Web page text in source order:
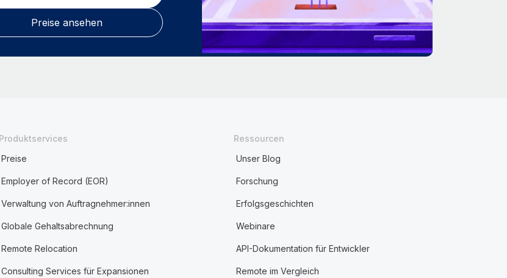
Preise ansehen
Produktservices
Preise
Employer of Record (EOR)
Verwaltung von Auftragnehmer:innen
Globale Gehaltsabrechnung
Remote Relocation
Consulting Services für Expansionen
Ressourcen
Unser Blog
Forschung
Erfolgsgeschichten
Webinare
API-Dokumentation für Entwickler
Remote im Vergleich